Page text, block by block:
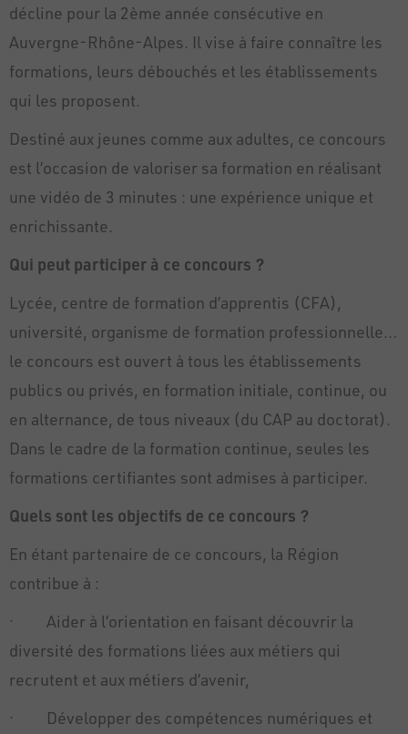
décline pour la 2ème année consécutive en
Auvergne-Rhône-Alpes. Il vise à faire connaître les
formations, leurs débouchés et les établissements
qui les proposent.
Destiné aux jeunes comme aux adultes, ce concours
est l’occasion de valoriser sa formation en réalisant
une vidéo de 3 minutes : une expérience unique et
enrichissante.
Qui peut participer à ce concours ?
Lycée, centre de formation d’apprentis (CFA),
université, organisme de formation professionnelle…
le concours est ouvert à tous les établissements
publics ou privés, en formation initiale, continue, ou
en alternance, de tous niveaux (du CAP au doctorat).
Dans le cadre de la formation continue, seules les
formations certifiantes sont admises à participer.
Quels sont les objectifs de ce concours ?
En étant partenaire de ce concours, la Région
contribue à :
· Aider à l’orientation en faisant découvrir la
diversité des formations liées aux métiers qui
recrutent et aux métiers d’avenir,
· Développer des compétences numériques et